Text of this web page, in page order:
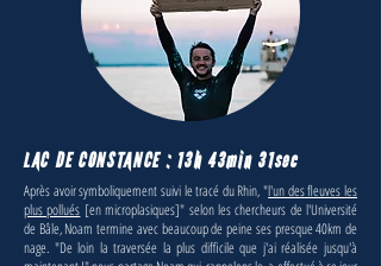
LAC DE CONSTANCE : 13h 43min 31sec
Après avoir symboliquement suivi le tracé du Rhin, "l'un des fleuves les
plus pollués [en microplasiques]" selon les chercheurs de l'Université
de Bâle, Noam termine avec beaucoup de peine ses presque 40km de
nage. "De loin la traversée la plus difficile que j'ai réalisée jusqu'à